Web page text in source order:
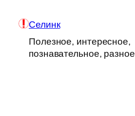
Селинк
Полезное, интересное,
познавательное, разное